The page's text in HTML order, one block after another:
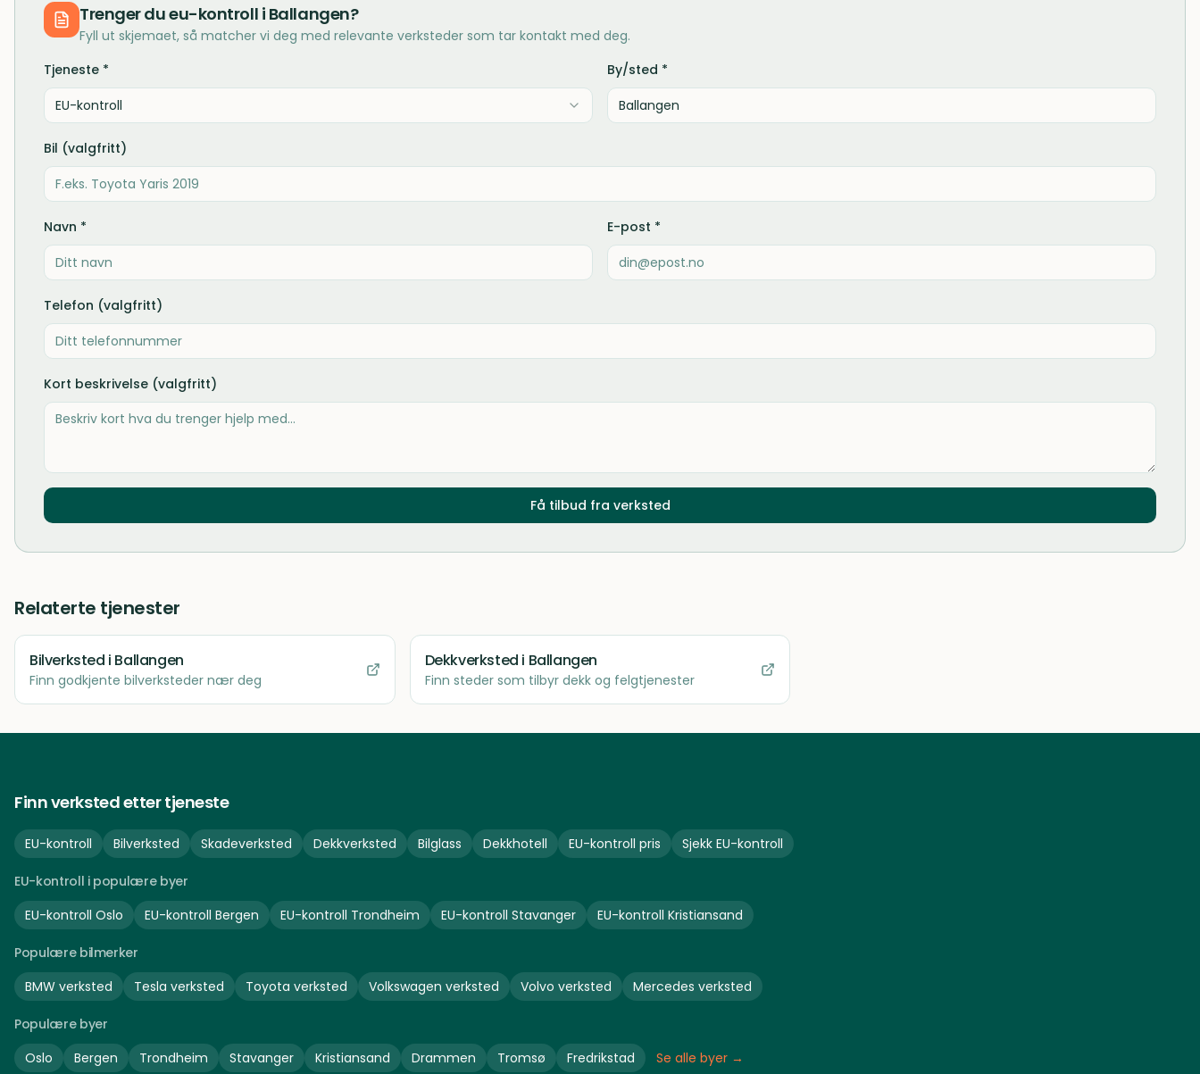
Trenger dueu-kontroll i Ballangen?
Fyll ut skjemaet, så matcher vi deg med relevante verksteder som tar kontakt med deg.
Tjeneste *
EU-kontroll
By/sted *
Bil (valgfritt)
Navn * E-post *
Telefon (valgfritt)
Kort beskrivelse (valgfritt)
Få tilbud fra verksted
Relaterte tjenester
Bilverksted i Ballangen
Finn godkjente bilverksteder nær deg
Dekkverksted i Ballangen
Finn steder som tilbyr dekk og felgtjenester
Finn verksted etter tjeneste
EU-kontroll Bilverksted Skadeverksted Dekkverksted Bilglass Dekkhotell EU-kontroll pris Sjekk EU-kontroll
EU-kontroll i populære byer
EU-kontroll Oslo EU-kontroll Bergen EU-kontroll Trondheim EU-kontroll Stavanger EU-kontroll Kristiansand
Populære bilmerker
BMW verksted Tesla verksted Toyota verksted Volkswagen verksted Volvo verksted Mercedes verksted
Populære byer
Oslo
Bergen Trondheim Stavanger Kristiansand Drammen Tromsø Fredrikstad Se alle byer →